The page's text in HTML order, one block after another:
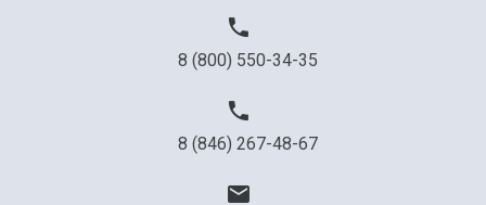
8 (800) 550-34-35
8 (846) 267-48-67